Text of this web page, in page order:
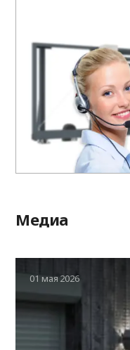
Медиа
01 мая 2026